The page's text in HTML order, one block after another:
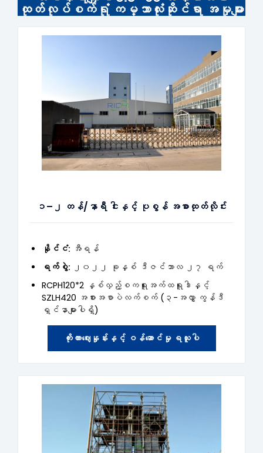
ထုတ်လုပ်စက်ရုံ ကမ္ဘာလုံးဆိုင်ရာ အမှုများ
၁–၂ တန်/နာရီ ငါးနှင့် ပုစွန် အစာထုတ်လိုင်း
နိုင်ငံ: အီရန်
ရက်စွဲ: ၂၀၂၂ ခုနှစ် ဒီဇင်ဘာလ ၂၇ ရက်
RCPH120*2 နှစ်လှည့်စကရူးအက်ထရူဒါနှင့်
SZLH420 အစားအစာပဲလက်စက် (၃-အလွှာ ကွန်ဒီ
ရှင်နာများပါရှိ)
ကိုးကားဈေးနှုန်းနှင့် ဝန်ဆောင်မှု ရယူပါ